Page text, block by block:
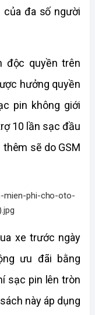
đa số người
độc quyền trên
hưởng quyền
pin không giới
10 lần sạc đầu
sẽ do GSM
xe trước ngày
ưu đãi bằng
sạc pin lên tròn
này áp dụng